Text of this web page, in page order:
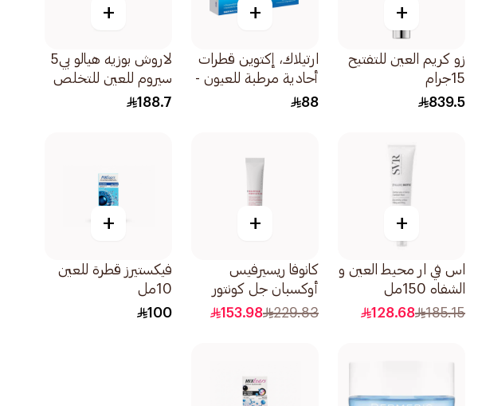
+
زو كريم العين للتفتيح
15جرام
839.5
+
ارتيلاك، إكتوين قطرات
أحادية مرطبة للعيون -
30 وحدة 1قطعة
88
+
لاروش بوزيه هيالو بي5
سيروم للعين للتخلص
من الهالات السوداء
188.7
+
اس في ار محيط العين و
الشفاه 150مل
185.15
128.68
+
كانوفا ریسیرفیس
أوكسبان جل كونتور
للعين 15مل
229.83
153.98
+
فيكستيرز قطرة للعين
10مل
100